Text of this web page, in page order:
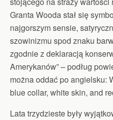
Granta Wooda stał się
najgorszym sensie,
szowinizmu spod znaku
zgodnie z deklaracją
Amerykanów” – podług
można oddać po angielsku:
blue collar, white skin, and
Lata trzydzieste były